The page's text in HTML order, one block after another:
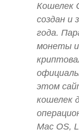
Кошелек
создан и
года.
монеты и
этом
кошелек
Mac OS,